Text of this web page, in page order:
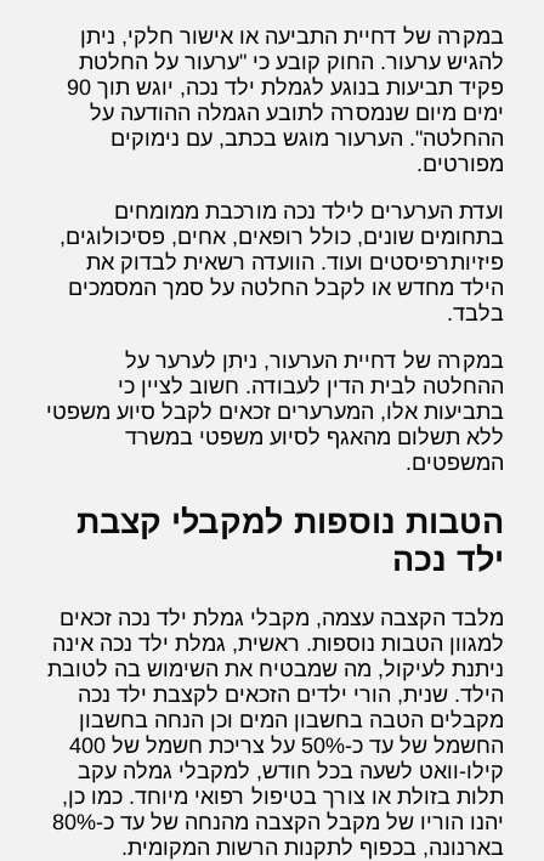
במקרה של דחיית התביעה או אישור חלקי, ניתן
להגיש ערעור. החוק קובע כי "ערעור על החלטת
פקיד תביעות בנוגע לגמלת ילד נכה, יוגש תוך 90
ימים מיום שנמסרה לתובע הגמלה ההודעה על
ההחלטה". הערעור מוגש בכתב, עם נימוקים
מפורטים.
ועדת הערערים לילד נכה מורכבת ממומחים
בתחומים שונים, כולל רופאים, אחים, פסיכולוגים,
פיזיותרפיסטים ועוד. הוועדה רשאית לבדוק את
הילד מחדש או לקבל החלטה על סמך המסמכים
בלבד.
במקרה של דחיית הערעור, ניתן לערער על
ההחלטה לבית הדין לעבודה. חשוב לציין כי
בתביעות אלו, המערערים זכאים לקבל סיוע משפטי
ללא תשלום מהאגף לסיוע משפטי במשרד
המשפטים.
הטבות נוספות למקבלי קצבת
ילד נכה
מלבד הקצבה עצמה, מקבלי גמלת ילד נכה זכאים
למגוון הטבות נוספות. ראשית, גמלת ילד נכה אינה
ניתנת לעיקול, מה שמבטיח את השימוש בה לטובת
הילד. שנית, הורי ילדים הזכאים לקצבת ילד נכה
מקבלים הטבה בחשבון המים וכן הנחה בחשבון
החשמל של עד כ-50% על צריכת חשמל של 400
קילו-וואט לשעה בכל חודש, למקבלי גמלה עקב
תלות בזולת או צורך בטיפול רפואי מיוחד. כמו כן,
יהנו הוריו של מקבל הקצבה מהנחה של עד כ-80%
בארנונה, בכפוף לתקנות הרשות המקומית.